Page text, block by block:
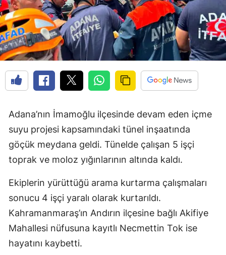
Adana’nın İmamoğlu ilçesinde devam eden içme
suyu projesi kapsamındaki tünel inşaatında
göçük meydana geldi. Tünelde çalışan 5 işçi
toprak ve moloz yığınlarının altında kaldı.
Ekiplerin yürüttüğü arama kurtarma çalışmaları
sonucu 4 işçi yaralı olarak kurtarıldı.
Kahramanmaraş’ın Andırın ilçesine bağlı Akifiye
Mahallesi nüfusuna kayıtlı Necmettin Tok ise
hayatını kaybetti.